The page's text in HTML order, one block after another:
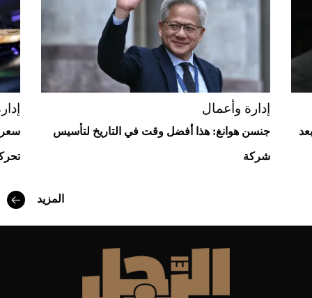
إدارة وأعمال
جنسن هوانغ: هذا أفضل وقت في التاريخ لتأسيس
شركة
المزيد